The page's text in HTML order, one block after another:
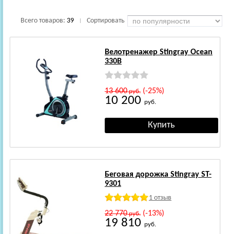
Всего товаров: 39 Сортировать
Велотренажер Stingray Ocean
330B
13 600руб.(-25%)
10 200 руб.
Беговая дорожка Stingray ST-
9301
1 отзыв
22 770руб.(-13%)
19 810 руб.